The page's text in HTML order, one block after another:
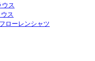
ウス
ス
ローレンシャツ